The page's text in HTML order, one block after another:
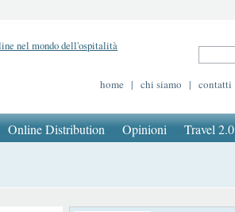
home | chi siamo | contatti
Online Distribution Opinioni Travel 2.0